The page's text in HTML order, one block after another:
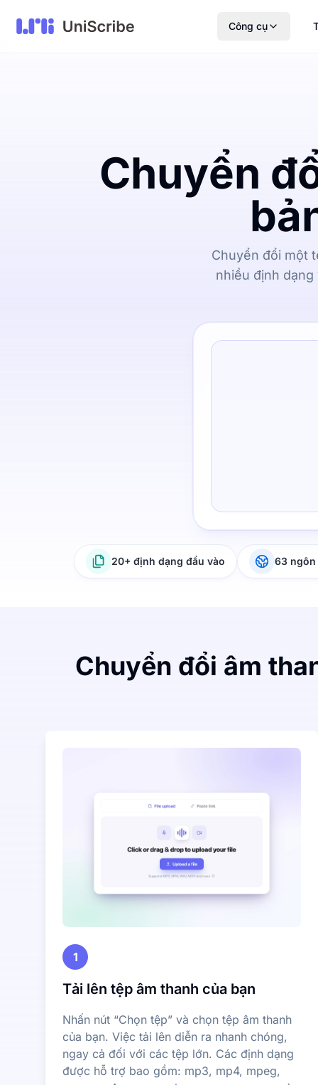
Công cụ
Chuyển
Chuyển đổi một
nhiều định
20+ định dạng đầu vào 63 ngôn
Chuyển đổi âm
1
Tải lên tệp âm thanh của bạn
Nhấn nút “Chọn tệp” và chọn tệp âm thanh
của bạn. Việc tải lên diễn ra nhanh chóng,
ngay cả đối với các tệp lớn. Các định dạng
được hỗ trợ bao gồm: mp3, mp4, mpeg,